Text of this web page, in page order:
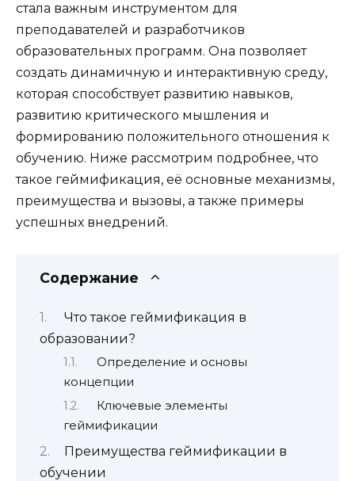
стала важным инструментом для
преподавателей и разработчиков
образовательных программ. Она позволяет
создать динамичную и интерактивную среду,
которая способствует развитию навыков,
развитию критического мышления и
формированию положительного отношения к
обучению. Ниже рассмотрим подробнее, что
такое геймификация, её основные механизмы,
преимущества и вызовы, а также примеры
успешных внедрений.
Содержание
Что такое геймификация в
образовании?
Определение и основы
концепции
Ключевые элементы
геймификации
Преимущества геймификации в
обучении